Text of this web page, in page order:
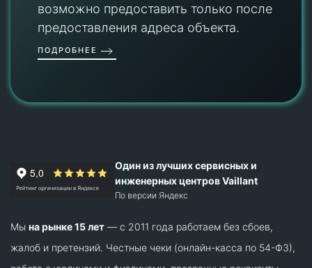
возможно предоставить только после
предоставления адреса объекта.
ПОДРОБНЕЕ
Один из лучших сервисных и
инженерных центров Vaillant
По версии Яндекс
Мы на рынке 15 лет — с 2011 года работаем без сбоев,
жалоб и претензий. Честные чеки (онлайн-касса по 54-ФЗ),